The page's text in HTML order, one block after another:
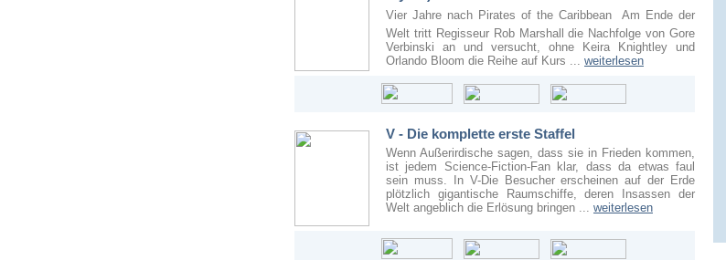
Vier Jahre nach Pirates of the Caribbean  Am Ende der
Welt tritt Regisseur Rob Marshall die Nachfolge von Gore
Verbinski an und versucht, ohne Keira Knightley und
Orlando Bloom die Reihe auf Kurs ... weiterlesen
V - Die komplette erste Staffel
Wenn Außerirdische sagen, dass sie in Frieden kommen,
ist jedem Science-Fiction-Fan klar, dass da etwas faul
sein muss. In V-Die Besucher erscheinen auf der Erde
plötzlich gigantische Raumschiffe, deren Insassen der
Welt angeblich die Erlösung bringen ... weiterlesen